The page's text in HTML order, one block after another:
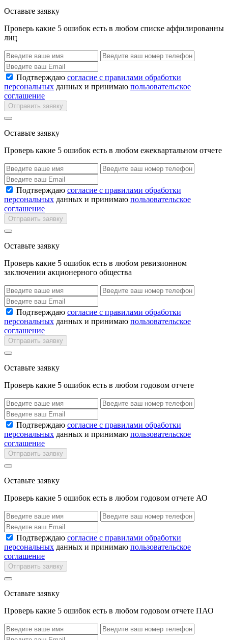
Оставьте заявку
Проверь какие 5 ошибок есть в любом списке аффилированны
лиц
Подтверждаю согласие с правилами обработки
персональных данных и принимаю пользовательское
соглашение
Отправить заявку
Оставьте заявку
Проверь какие 5 ошибок есть в любом ежеквартальном отчете
Подтверждаю согласие с правилами обработки
персональных данных и принимаю пользовательское
соглашение
Отправить заявку
Оставьте заявку
Проверь какие 5 ошибок есть в любом ревизионном
заключении акционерного общества
Подтверждаю согласие с правилами обработки
персональных данных и принимаю пользовательское
соглашение
Отправить заявку
Оставьте заявку
Проверь какие 5 ошибок есть в любом годовом отчете
Подтверждаю согласие с правилами обработки
персональных данных и принимаю пользовательское
соглашение
Отправить заявку
Оставьте заявку
Проверь какие 5 ошибок есть в любом годовом отчете АО
Подтверждаю согласие с правилами обработки
персональных данных и принимаю пользовательское
соглашение
Отправить заявку
Оставьте заявку
Проверь какие 5 ошибок есть в любом годовом отчете ПАО